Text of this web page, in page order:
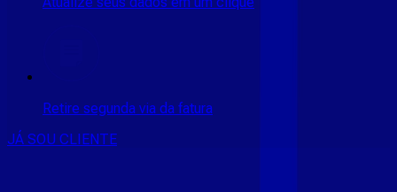
Retire segunda via da fatura
JÁ SOU CLIENTE